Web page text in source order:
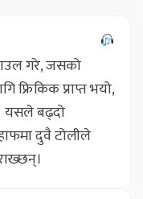
गरे, जसको
फ्रिकिक प्राप्त भयो,
यसले बढ्दो
दुवै टोलीले